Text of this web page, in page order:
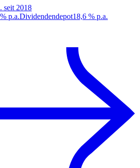
seit 2018
p.a.Dividendendepot18,6 % p.a.